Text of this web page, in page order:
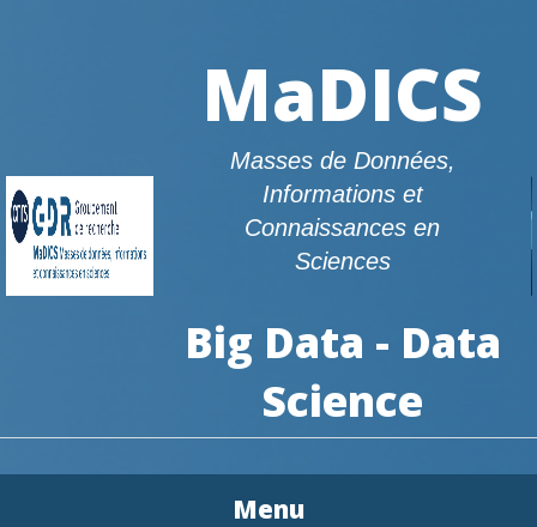
MaDICS
Masses de Données,
Informations et
Connaissances en
Sciences
Big Data - Data
Science
Menu